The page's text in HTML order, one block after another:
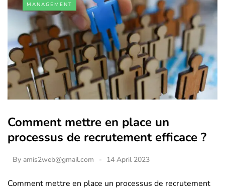
MANAGEMENT
Comment mettre en place un
processus de recrutement efficace ?
By amis2web@gmail.com 14 April 2023
Comment mettre en place un processus de recrutement